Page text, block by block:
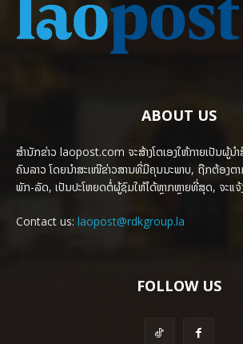
ABOUT US
ສຳນັກຂ່າວ laopost.com ຈະສ້າງໂຕເອງໃຫ້ກາຍເປັນຜູ້ນ
ຄົນລາວ ໂດຍນຳສະເໜີຂ່າວສານທີ່ມີຄຸນນະພາບ, ຖືກຕ້ອງຕາ
ພັກ-ລັດ, ເປັນປະໂຫຍດຕໍ່ຜູ້ຊົມໃຫ້ໄດ້ຫຼາກຫຼາຍທີ່ສຸດ, ຈະແ
Contact us: laopost@rdkgroup.la
FOLLOW US